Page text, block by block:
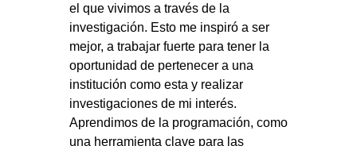
el que vivimos a través de la
investigación. Esto me inspiró a ser
mejor, a trabajar fuerte para tener la
oportunidad de pertenecer a una
institución como esta y realizar
investigaciones de mi interés.
Aprendimos de la programación, como
una herramienta clave para las